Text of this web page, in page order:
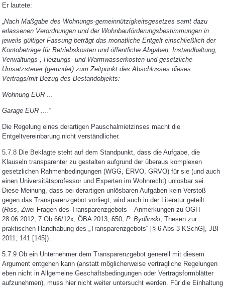
Er lautete:
„Nach Maßgabe des Wohnungs-gemeinnützigkeitsgesetzes samt dazu
erlassenen Verordnungen und der Wohnbauförderungsbestimmungen in
jeweils gültiger Fassung beträgt das monatliche Entgelt einschließlich der
Kontobeträge für Betriebskosten und öffentliche Abgaben, Instandhaltung,
Verwaltungs-, Heizungs- und Warmwasserkosten und gesetzliche
Umsatzsteuer (gerundet) zum Zeitpunkt des Abschlusses dieses
Vertrags/mit Bezug des Bestandobjekts:
Wohnung EUR …
Garage EUR …. “
Die Regelung eines derartigen Pauschalmietzinses macht die
Entgeltvereinbarung nicht verständlicher.
5.7.8 Die Beklagte steht auf dem Standpunkt, dass die Aufgabe, die
Klauseln transparenter zu gestalten aufgrund der überaus komplexen
gesetzlichen Rahmenbedingungen (WGG, ERVO, GRVO) für sie (und auch
einen Universitätsprofessor und Experten im Wohnrecht) unlösbar sei.
Diese Meinung, dass bei derartigen unlösbaren Aufgaben kein Verstoß
gegen das Transparenzgebot vorliegt, wird auch in der Literatur geteilt
(Riss , Zwei Fragen des Transparenzgebots – Anmerkungen zu OGH
28.06.2012, 7 Ob 66/12x, ÖBA 2013, 650; P. Bydlinski, Thesen zur
praktischen Handhabung des „Transparenzgebots“ [§ 6 Abs 3 KSchG], JBl
2011, 141 [145]).
5.7.9 Ob ein Unternehmer dem Transparenzgebot generell mit diesem
Argument entgehen kann (anstatt möglicherweise vertragliche Regelungen
eben nicht in Allgemeine Geschäftsbedingungen oder Vertragsformblätter
aufzunehmen), muss hier nicht weiter untersucht werden. Für die Einhaltung